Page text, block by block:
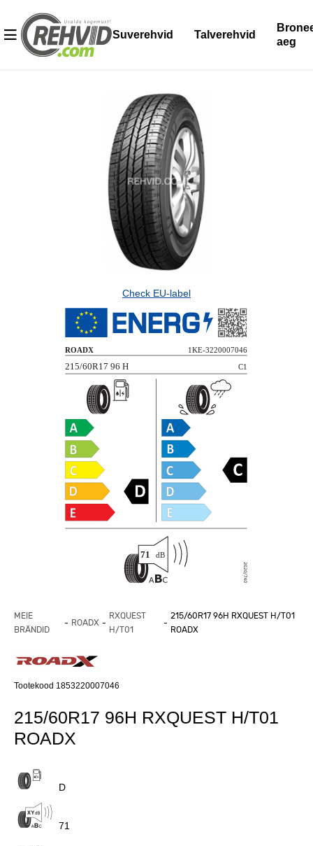
Suverehvid Talverehvid
aeg
MEIE
BRÄNDID
ROADX
RXQUEST
H/T01
215/60R17 96H RXQUEST H/T01
ROADX
Tootekood 1853220007046
215/60R17 96H RXQUEST H/T01
ROADX
D
71
Check EU-label